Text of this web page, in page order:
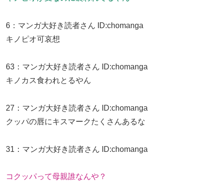
6 ： マンガ大好き読者さん ID:chomanga
キノピオ可哀想
63 ： マンガ大好き読者さん ID:chomanga
キノカス食われとるやん
27 ： マンガ大好き読者さん ID:chomanga
クッパの唇にキスマークたくさんあるな
31 ： マンガ大好き読者さん ID:chomanga
コクッパって母親誰なんや？